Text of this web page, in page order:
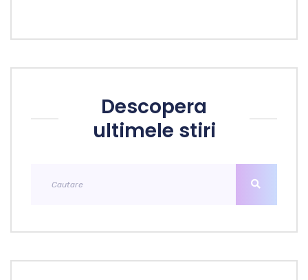
Descopera
ultimele stiri